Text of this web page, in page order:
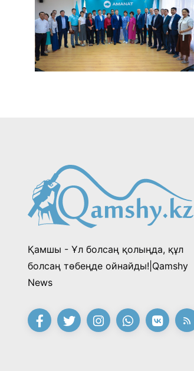
Қамшы - Ұл болсаң қолыңда, құл
болсаң төбеңде ойнайды!|Qamshy
News